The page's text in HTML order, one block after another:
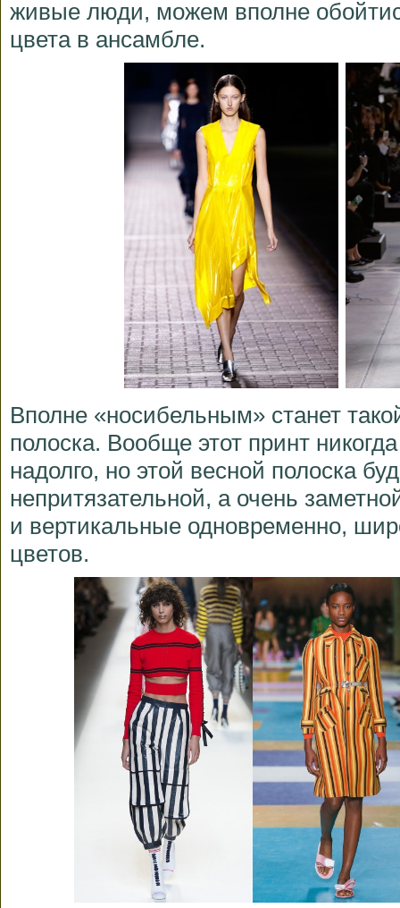
живые люди, можем вполне
цвета в ансамбле.
Вполне «носибельным» станет
полоска. Вообще этот принт
надолго, но этой весной полоска
непритязательной, а очень
и вертикальные одновременно,
цветов.